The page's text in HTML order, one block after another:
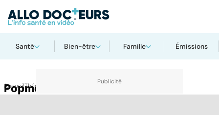
Santé Bien-être Famille Émissions
AccueilThématiques
Popmètre